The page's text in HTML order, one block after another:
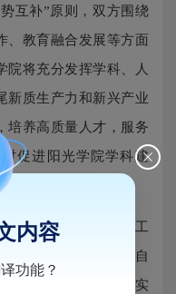
互补”原则，双方围绕
、教育融合发展等方面
院将充分发挥学科、人
新质生产力和新兴产业
培养高质量人才，服务
促进阳光学院学科建
的摇篮和中国近代工
。校地双方也将利用自
，共建青年大学生“实
内容
功能？